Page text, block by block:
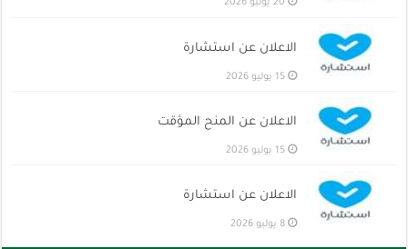
20 يوليو 2026
الاعلان عن استشارة
15 يوليو 2026
الاعلان عن المنح المؤقت
15 يوليو 2026
الاعلان عن استشارة
8 يوليو 2026